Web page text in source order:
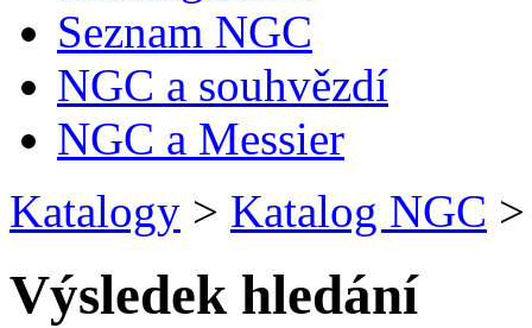
Seznam NGC
NGC a souhvězdí
NGC a Messier
Katalogy > Katalog NGC >
Výsledek hledání